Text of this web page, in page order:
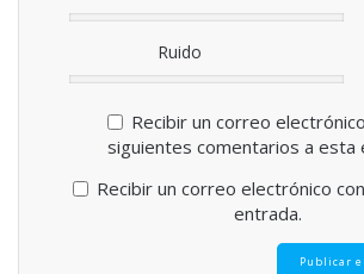
Ruido
Recibir un correo
siguientes comentarios a esta
Recibir un correo electrónico
entrada.